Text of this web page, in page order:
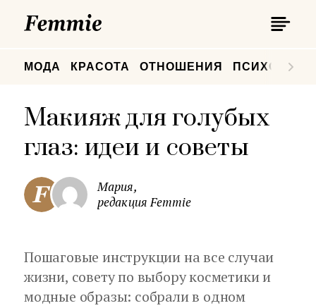
МОДА КРАСОТА ОТНОШЕНИЯ
Макияж для голубых
глаз: идеи и советы
Мария,
редакция Femmie
Пошаговые инструкции на все случаи
жизни, совету по выбору косметики и
модные образы: собрали в одном